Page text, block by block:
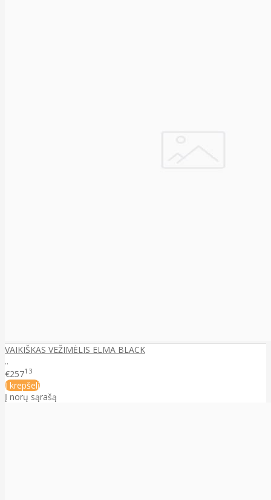
VAIKIŠKAS VEŽIMĖLIS ELMA BLACK
..
€25713
Į krepšelį
Į norų sąrašą